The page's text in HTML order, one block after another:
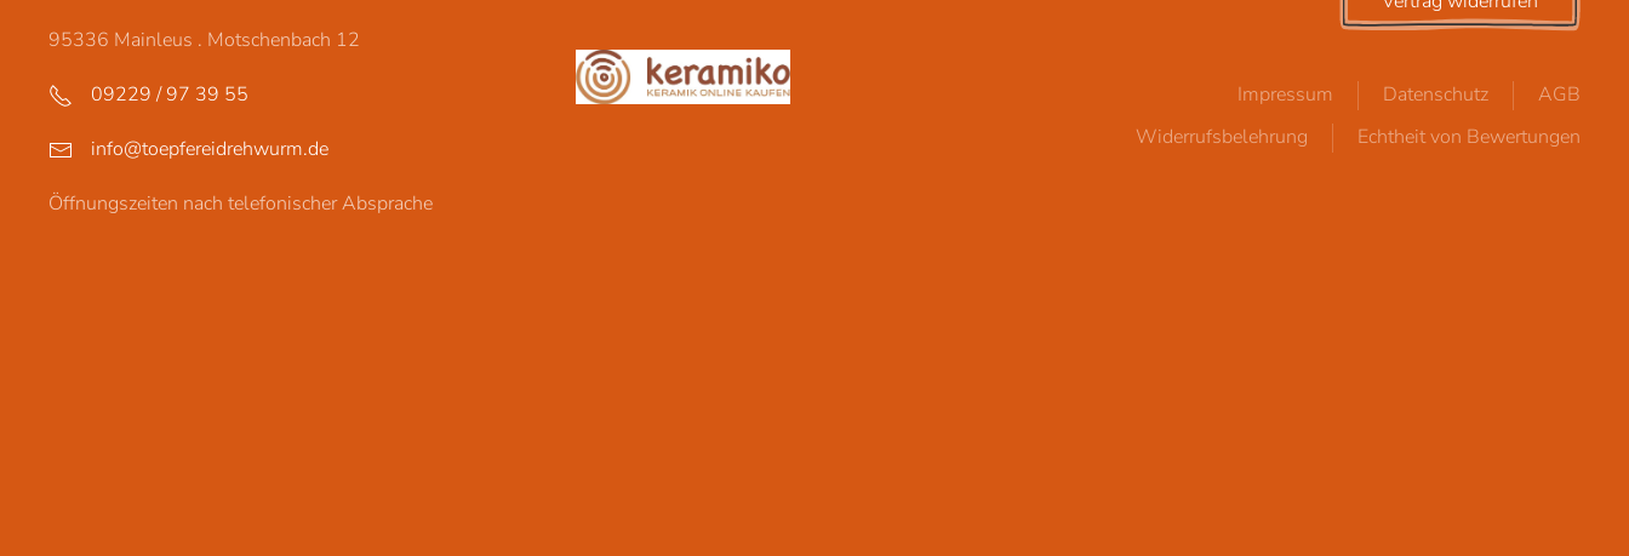
95336 Mainleus . Motschenbach 12
09229 / 97 39 55
info@toepfereidrehwurm.de
Öffnungszeiten nach telefonischer Absprache
Impressum Datenschutz
AGB
Widerrufsbelehrung
Echtheit von Bewertungen